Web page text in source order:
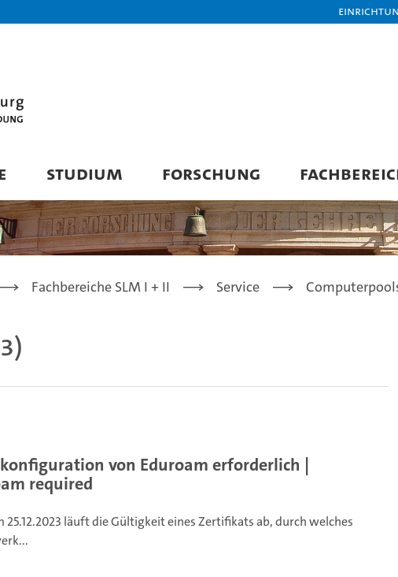
STUDIUM FORSCHUNG
Fachbereiche SLM I + II Service
von Eduroam erforderlich |
required
25.12.2023 läuft die Gültigkeit eines Zertifikats ab, durch welches